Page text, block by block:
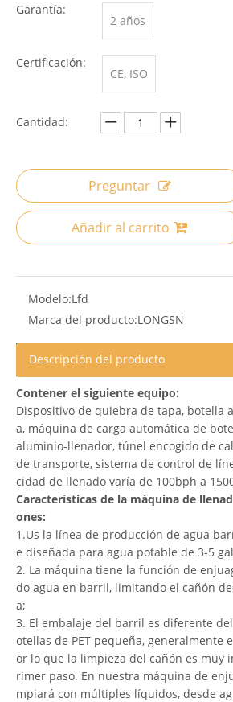
Garantía:
2 años
Certificación:
CE, ISO
Cantidad:
Preguntar
Añadir al carrito
Modelo:Lfd
Marca del producto:LONGSN
Descripción del producto
Contener el siguiente equipo:
Dispositivo de quiebra de tapa, botella
a, máquina de carga automática de
aluminio-llenador, túnel encogido de
de transporte, sistema de control de
cidad de llenado varía de 100bph a
Características de la máquina de
ones:
1.Us la línea de producción de agua
e diseñada para agua potable de 3-5
2. La máquina tiene la función de
do agua en barril, limitando el cañón
a;
3. El embalaje del barril es diferente
otellas de PET pequeña, generalmente
or lo que la limpieza del cañón es muy
rimer paso. En nuestra máquina de
mpiará con múltiples líquidos, desde